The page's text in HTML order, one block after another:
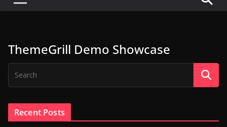
s
e
f
D
i
ThemeGrill Demo Showcase
Recent Posts